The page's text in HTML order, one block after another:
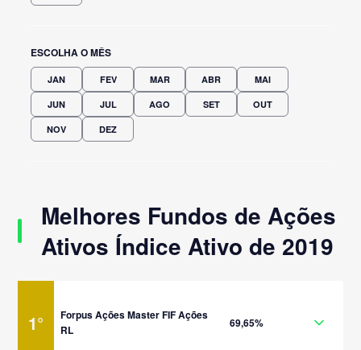
ESCOLHA O MÊS
JAN FEV MAR ABR MAI
JUN JUL AGO SET OUT
NOV DEZ
Melhores Fundos de Ações
Ativos Índice Ativo de 2019
1°
Forpus Ações Master FIF Ações
RL
69,65%